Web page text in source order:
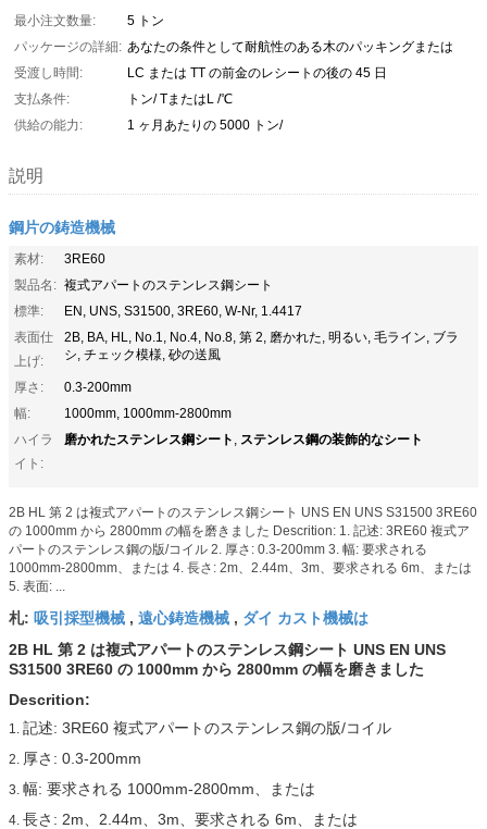
最小注文数量:
5 トン
パッケージの詳細: あなたの条件として耐航性のある木のパッキングまたは
受渡し時間:
LC または TT の前金のレシートの後の 45 日
支払条件:
トン/ TまたはL /℃
供給の能力:
1 ヶ月あたりの 5000 トン/
説明
鋼片の鋳造機械
素材:
3RE60
製品名: 複式アパートのステンレス鋼シート
標準:
EN, UNS, S31500, 3RE60, W-Nr, 1.4417
表面仕
上げ:
2B, BA, HL, No.1, No.4, No.8, 第 2, 磨かれた, 明るい, 毛ライン, ブラ
シ, チェック模様, 砂の送風
厚さ:
0.3-200mm
幅:
1000mm, 1000mm-2800mm
ハイラ
イト:
磨かれたステンレス鋼シート , ステンレス鋼の装飾的なシート
2B HL 第 2 は複式アパートのステンレス鋼シート UNS EN UNS S31500 3RE60
の 1000mm から 2800mm の幅を磨きました Descrition: 1. 記述: 3RE60 複式ア
パートのステンレス鋼の版/コイル 2. 厚さ: 0.3-200mm 3. 幅: 要求される
1000mm-2800mm、または 4. 長さ: 2m、2.44m、3m、要求される 6m、または
5. 表面: ...
札: 吸引採型機械 , 遠心鋳造機械 , ダイ カスト機械は
2B HL 第 2 は複式アパートのステンレス鋼シート UNS EN UNS
S31500 3RE60 の 1000mm から 2800mm の幅を磨きました
Descrition:
1. 記述: 3RE60 複式アパートのステンレス鋼の版/コイル
2. 厚さ: 0.3-200mm
3. 幅: 要求される 1000mm-2800mm、または
4. 長さ: 2m、2.44m、3m、要求される 6m、または